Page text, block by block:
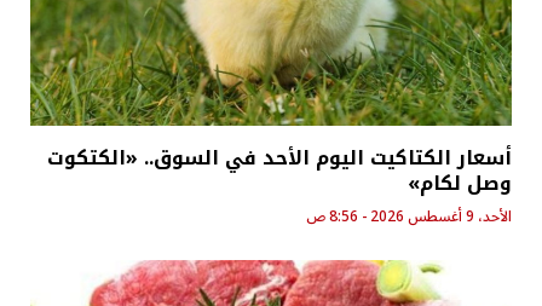
أسعار الكتاكيت اليوم الأحد في السوق.. «الكتكوت
وصل لكام»
الأحد، 9 أغسطس 2026 - 8:56 ص